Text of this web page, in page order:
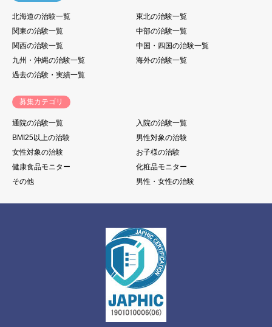
北海道の治験一覧
東北の治験一覧
関東の治験一覧
中部の治験一覧
関西の治験一覧
中国・四国の治験一覧
九州・沖縄の治験一覧
海外の治験一覧
過去の治験・実績一覧
募集カテゴリ
通院の治験一覧
入院の治験一覧
BMI25以上の治験
男性対象の治験
女性対象の治験
お子様の治験
健康食品モニター
化粧品モニター
その他
男性・女性の治験